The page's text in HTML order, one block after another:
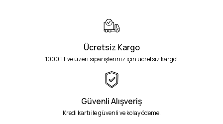
Ücretsiz Kargo
1000 TL ve üzeri siparişleriniz için ücretsiz kargo!
Güvenli Alışveriş
Kredi kartı ile güvenli ve kolay ödeme.